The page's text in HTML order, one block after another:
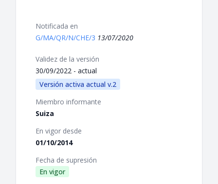
Notificada en
G/MA/QR/N/CHE/3 13/07/2020
Validez de la versión
30/09/2022 - actual
Versión activa actual v.2
Miembro informante
Suiza
En vigor desde
01/10/2014
Fecha de supresión
En vigor